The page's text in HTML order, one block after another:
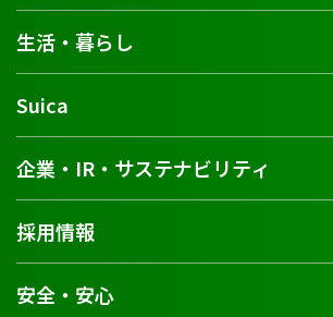
生活・暮らし
Suica
企業・IR・サステナビリティ
採用情報
安全・安心